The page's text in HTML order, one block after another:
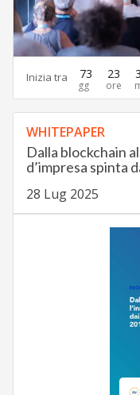
Inizia tra 73 23
WHITEPAPER
Dalla blockchain
d’impresa spinta
28 Lug 2025